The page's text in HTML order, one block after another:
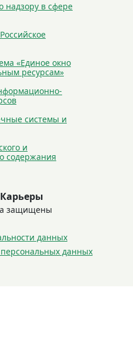
надзору в сфере
«Единое окно
ресурсам»
системы и
и
содержания
защищены
данных
персональных данных